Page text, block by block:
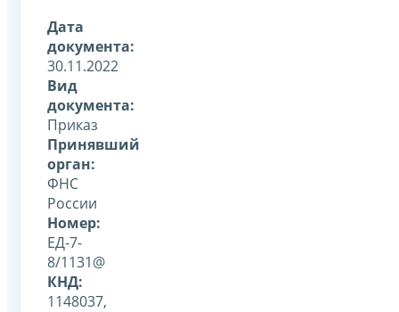
Дата
документа:
30.11.2022
Вид
документа:
Приказ
Принявший
орган:
ФНС
России
Номер:
ЕД-7-
8/1131@
КНД:
1148037,